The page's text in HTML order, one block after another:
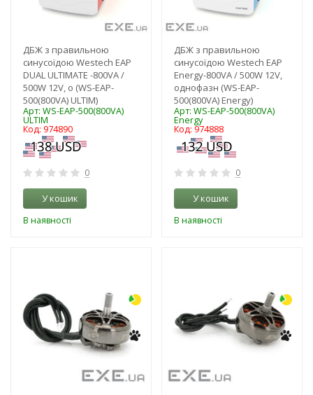
ДБЖ з правильною
синусоїдою Westech EAP
DUAL ULTIMATE -800VA /
500W 12V, о (WS-EAP-
500(800VA) ULTIM)
Арт: WS-EAP-500(800VA)
ULTIM
Код: 974890
0
У кошик
В наявності
ДБЖ з правильною
синусоїдою Westech EAP
Energy-800VA / 500W 12V,
однофазн (WS-EAP-
500(800VA) Energy)
Арт: WS-EAP-500(800VA)
Energy
Код: 974888
0
У кошик
В наявності